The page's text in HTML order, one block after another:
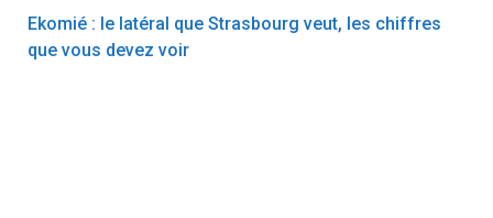
Ekomié : le latéral que Strasbourg veut, les chiffres
que vous devez voir